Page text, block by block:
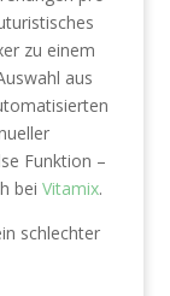
zu einem
aus
Funktion –
beiVitamix.
schlechter